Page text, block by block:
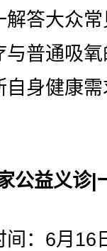
解答大众
与普通吸
自身健康
公益义诊|
：6月16